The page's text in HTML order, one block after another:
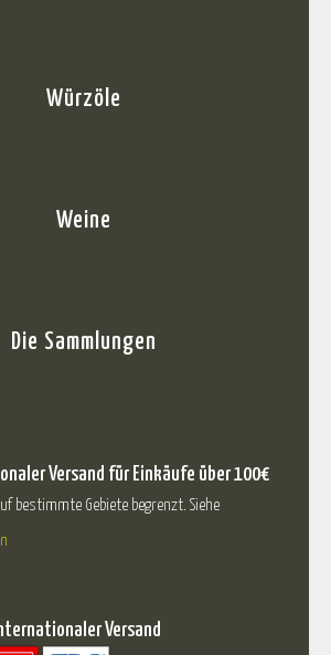
Würzöle
Weine
Die Sammlungen
Versand für Einkäufe über 100€
bestimmte Gebiete begrenzt. Siehe
Versand